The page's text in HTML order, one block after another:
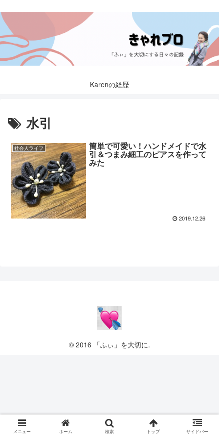
Karenの経歴
水引
社会人ライフ 簡単で可愛い！ハンドメイドで水
引＆つまみ細工のピアスを作って
みた
2019.12.26
© 2016 「ふぃ」を大切に.
メニュー ホーム 検索 トップ サイドバー